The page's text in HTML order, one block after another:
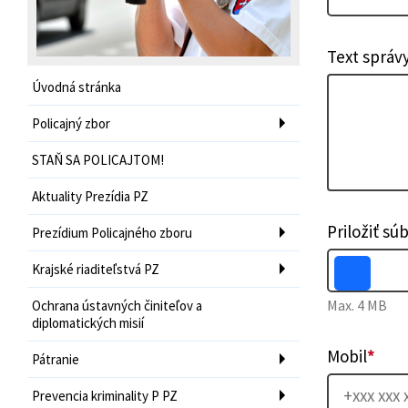
Úvodná stránka
Policajný zbor
STAŇ SA POLICAJTOM!
Aktuality Prezídia PZ
Prezídium Policajného zboru
Krajské riaditeľstvá PZ
Ochrana ústavných činiteľov a
diplomatických misií
Pátranie
Prevencia kriminality P PZ
Text
Priložiť
Max. 4 MB
Mobil*